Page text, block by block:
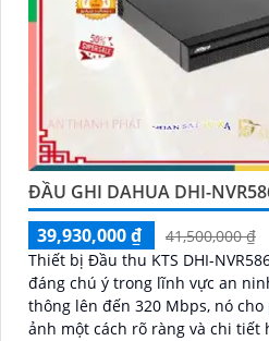
ĐẦU GHI DAHUA DHI-
39,930,000 ₫
41,500,000 ₫
Thiết bị Đầu thu KTS DHI-
đáng chú ý trong lĩnh vực an ninh và
thông lên đến 320 Mbps, nó
ảnh một cách rõ ràng và chi tiết